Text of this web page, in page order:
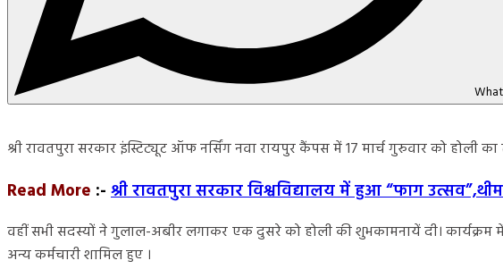
श्री रावतपुरा सरकार इंस्टिट्यूट ऑफ नर्सिंग नवा रायपुर कैंपस में 17 मार्च गुरुवार को होली
Read More :- श्री रावतपुरा सरकार विश्वविद्यालय में हुआ “फाग
वहीं सभी सदस्यों ने गुलाल-अबीर लगाकर एक दुसरे को होली की शुभकामनायें दी। कार्यक्रम में
अन्य कर्मचारी शामिल हुए ।